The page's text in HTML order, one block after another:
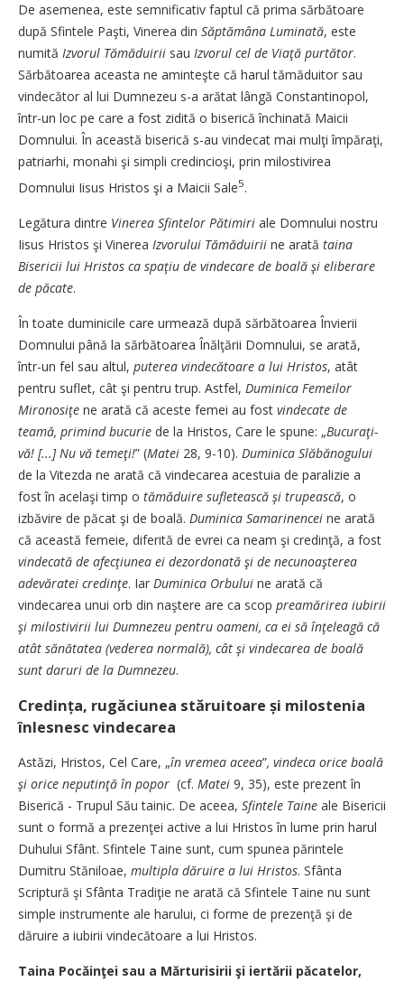
De asemenea, este semnificativ faptul că prima sărbătoare
după Sfintele Paşti, Vinerea din Săptămâna Luminată, este
numită Izvorul Tămăduirii sau Izvorul cel de Viaţă purtător.
Sărbătoarea aceasta ne aminteşte că harul tămăduitor sau
vindecător al lui Dumnezeu s-a arătat lângă Constantinopol,
într-un loc pe care a fost zidită o biserică închinată Maicii
Domnului. În această biserică s-au vindecat mai mulţi împăraţi,
patriarhi, monahi şi simpli credincioşi, prin milostivirea
Domnului Iisus Hristos şi a Maicii Sale5.
Legătura dintre Vinerea Sfintelor Pătimiri ale Domnului nostru
Iisus Hristos şi Vinerea ­ Izvorului Tămăduirii ne arată taina
Bisericii lui Hristos ca spaţiu de vindecare de boală şi eliberare
de păcate.
În toate duminicile care urmează după sărbătoarea Învierii
Domnului până la sărbătoarea Înălţării Domnului, se arată,
într-un fel sau altul, puterea vindecătoare a lui Hristos, atât
pentru suflet, cât şi pentru trup. Astfel, Duminica Femeilor
Mironosiţe ne arată că aceste femei au fost vindecate de
teamă, primind bucurie de la Hristos, Care le spune: „Bucuraţi-
vă! [...] Nu vă temeţi!” (Matei 28, 9-10). Duminica Slăbănogului
de la Vitezda ne arată că vindecarea acestuia de paralizie a
fost în acelaşi timp o tămăduire sufletească şi trupească, o
izbăvire de păcat şi de boală. Duminica Samarinencei ne arată
că această femeie, diferită de evrei ca neam şi credinţă, a fost
vindecată de afecţiunea ei dezordonată şi de necunoaşterea
adevăratei credinţe. Iar Duminica Orbului ne arată că
vindecarea unui orb din naştere are ca scop preamărirea iubirii
şi milostivirii lui Dumnezeu pentru oameni, ca ei să înţeleagă că
atât sănătatea (vederea normală), cât şi vindecarea de boală
sunt daruri de la Dumnezeu.
Credința, rugăciunea stăruitoare și milostenia
înlesnesc vindecarea
Astăzi, Hristos, Cel Care, „în vremea aceea”, vindeca orice boală
şi orice neputinţă în popor ­ (cf. Matei 9, 35), este prezent în
Biserică - Trupul Său tainic. De aceea, Sfintele Taine ale Bisericii
sunt o formă a prezenţei active a lui Hristos în lume prin harul
Duhului Sfânt. Sfintele Taine sunt, cum spunea părintele
Dumitru Stăniloae, multipla dăruire a lui Hristos. Sfânta
Scriptură şi Sfânta Tradiţie ne arată că Sfintele Taine nu sunt
simple instrumente ale harului, ci forme de prezenţă şi de
dăruire a iubirii vindecătoare a lui Hristos.
Taina Pocăinţei sau a Mărturisirii şi iertării păcatelor,